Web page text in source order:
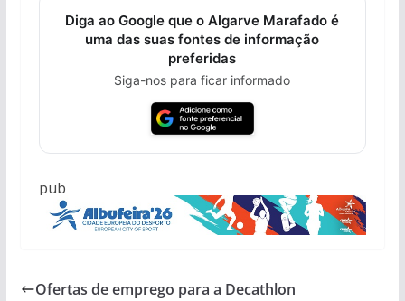
Diga ao Google que o Algarve Marafado é
uma das suas fontes de informação
preferidas
Siga-nos para ficar informado
pub
Ofertas de emprego para a Decathlon